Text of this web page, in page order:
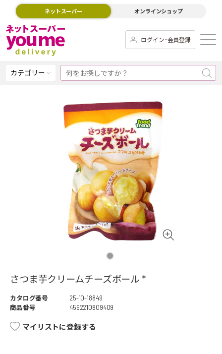
ネットスーパー オンラインショップ
ログイン･会員登録
カテゴリー
さつま芋クリームチーズボール *
カタログ番号
25-10-18849
商品番号
4562210809409
マイリストに登録する